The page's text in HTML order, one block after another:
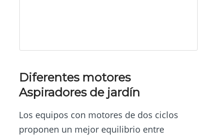
Diferentes motores
Aspiradores de jardín
Los equipos con motores de dos ciclos
proponen un mejor equilibrio entre